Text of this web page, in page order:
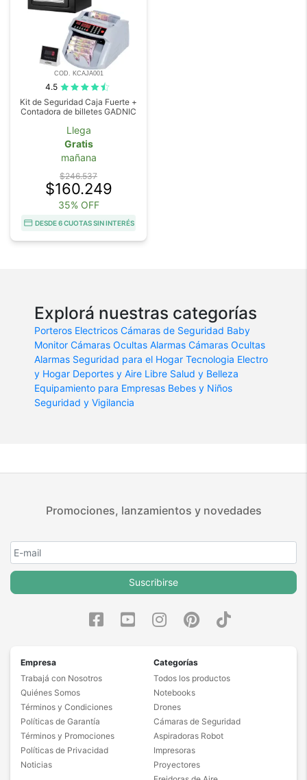
COD. KCAJA001
4.5
Kit de Seguridad Caja Fuerte +
Contadora de billetes GADNIC
Llega
Gratis
mañana
$246.537
$160.249
35% OFF
DESDE 6 CUOTAS SIN INTERÉS
Explorá nuestras categorías
Porteros Electricos Cámaras de Seguridad Baby
Monitor Cámaras Ocultas Alarmas Cámaras Ocultas
Alarmas Seguridad para el Hogar Tecnologia Electro
y Hogar Deportes y Aire Libre Salud y Belleza
Equipamiento para Empresas Bebes y Niños
Seguridad y Vigilancia
Promociones, lanzamientos y novedades
Suscribirse
Empresa
Trabajá con Nosotros
Quiénes Somos
Términos y Condiciones
Políticas de Garantía
Términos y Promociones
Políticas de Privacidad
Noticias
Categorías
Todos los productos
Notebooks
Drones
Cámaras de Seguridad
Aspiradoras Robot
Impresoras
Proyectores